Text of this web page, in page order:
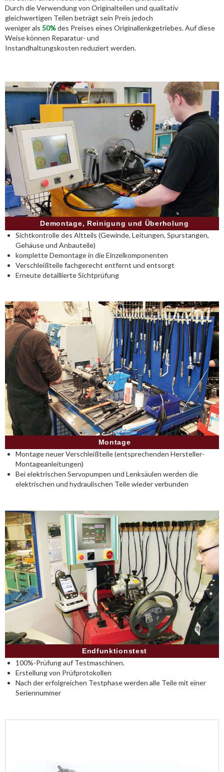
Durch die Verwendung von Originalteilen und qualitativ
gleichwertigen Teilen beträgt sein Preis jedoch
weniger als 50%des Preises eines Originallenkgetriebes. Auf diese
Weise können Reparatur- und
Instandhaltungskosten reduziert werden.
Demontage, Reinigung und Überholung
Sichtkontrolle des Altteils (Gewinde, Leitungen, Spurstangen,
Gehäuse und Anbauteile)
komplette Demontage in die Einzelkomponenten
Verschleißteile fachgerecht entfernt und entsorgt
Erneute detaillierte Sichtprüfung
Montage
Montage neuer Verschleißteile (entsprechenden Hersteller-
Montageanleitungen)
Bei elektrischen Servopumpen und Lenksäulen werden die
elektrischen und hydraulischen Teile wieder verbunden
Endfunktionstest
100%-Prüfung auf Testmaschinen.
Erstellung von Prüfprotokollen
Nach der erfolgreichen Testphase werden alle Teile mit einer
Seriennummer